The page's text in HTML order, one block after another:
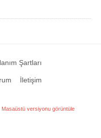
Şartları
İletişim
Masaüstü versiyonu görüntüle